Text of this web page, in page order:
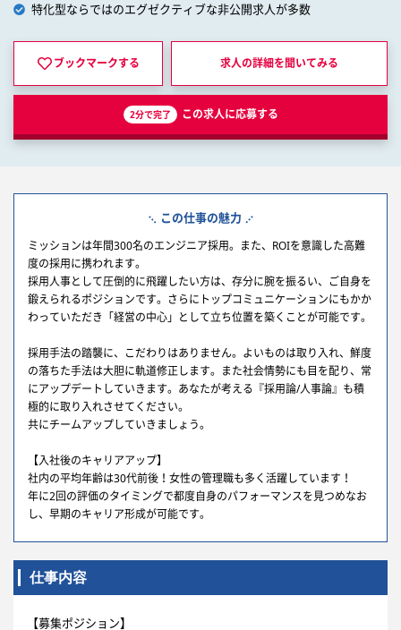
特化型ならではのエグゼクティブな非公開求人が多数
ブックマークする 求人の詳細を聞いてみる
2分で完了 この求人に応募する
この仕事の魅力
ミッションは年間300名のエンジニア採用。また、ROIを意識した高難
度の採用に携われます。
採用人事として圧倒的に飛躍したい方は、存分に腕を振るい、ご自身を
鍛えられるポジションです。さらにトップコミュニケーションにもかか
わっていただき「経営の中心」として立ち位置を築くことが可能です。
採用手法の踏襲に、こだわりはありません。よいものは取り入れ、鮮度
の落ちた手法は大胆に軌道修正します。また社会情勢にも目を配り、常
にアップデートしていきます。あなたが考える『採用論/人事論』も積
極的に取り入れさせてください。
共にチームアップしていきましょう。
【入社後のキャリアアップ】
社内の平均年齢は30代前後！女性の管理職も多く活躍しています！
年に2回の評価のタイミングで都度自身のパフォーマンスを見つめなお
し、早期のキャリア形成が可能です。
仕事内容
【募集ポジション】